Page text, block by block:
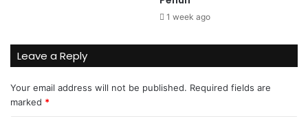
1 week ago
Leave a Reply
Your email address will not be published. Required fields are
marked *